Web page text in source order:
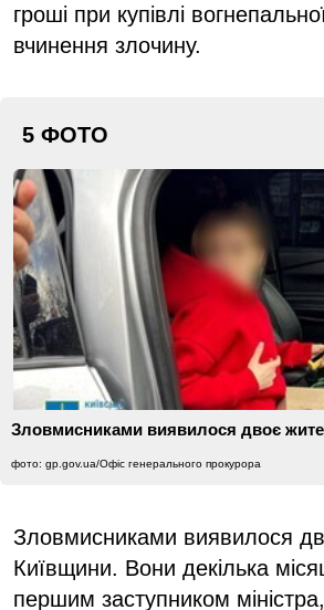
гроші при купівлі
вчинення злочину.
5 ФОТО
Зловмисниками виявилося двоє
фото: gp.gov.ua/Офіс генерального прокурора
Зловмисниками виявилося
Київщини. Вони декілька
першим заступником